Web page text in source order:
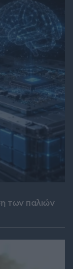
των παλιών